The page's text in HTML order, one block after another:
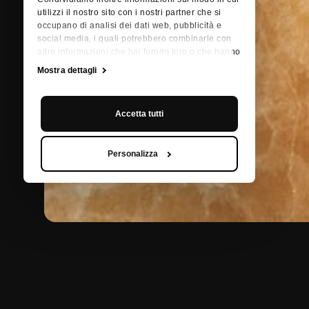
utilizzi il nostro sito con i nostri partner che si
occupano di analisi dei dati web, pubblicità e
social media, i quali potrebbero combinarle con
altre informazioni che hai fornito loro o che hanno
raccolto dal tuo utilizzo dei loro servizi.
Mostra dettagli
Accetta tutti
Personalizza